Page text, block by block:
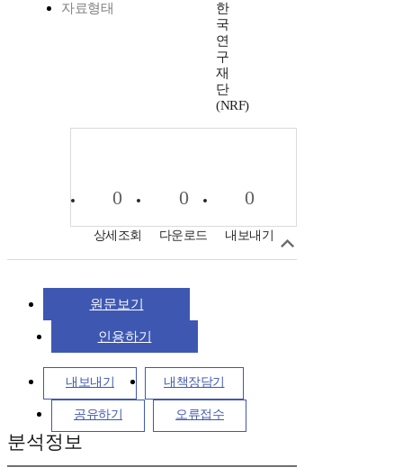
자료형태
한
국
연
구
재
단
(NRF)
0
상세조회
0
다운로드
0
내보내기
원문보기
인용하기
내보내기 내책장담기
공유하기 오류접수
분석정보